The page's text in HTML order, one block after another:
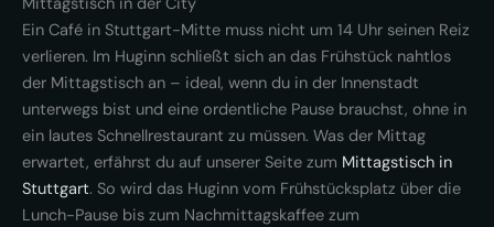
Ein Café in Stuttgart-Mitte muss nicht um 14 Uhr seinen Reiz
verlieren. Im Huginn schließt sich an das Frühstück nahtlos
der Mittagstisch an – ideal, wenn du in der Innenstadt
unterwegs bist und eine ordentliche Pause brauchst, ohne in
ein lautes Schnellrestaurant zu müssen. Was der Mittag
erwartet, erfährst du auf unserer Seite zum Mittagstisch in
Stuttgart. So wird das Huginn vom Frühstücksplatz über die
Lunch-Pause bis zum Nachmittagskaffee zum